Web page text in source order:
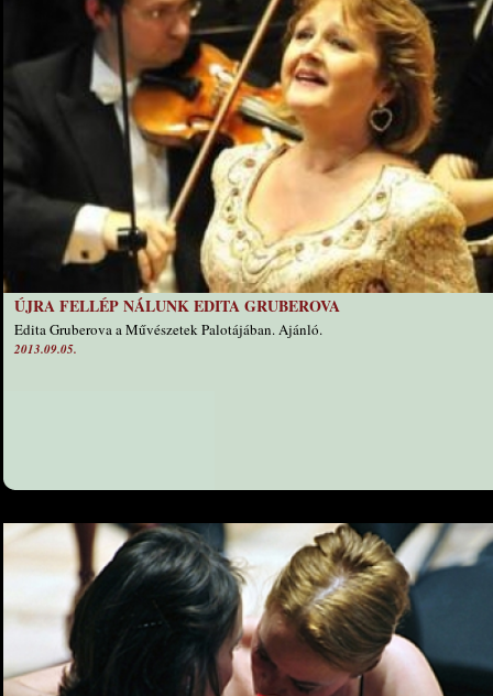
ÚJRA FELLÉP NÁLUNK EDITA GRUBEROVA
Edita Gruberova a Művészetek Palotájában. Ajánló.
2013.09.05.